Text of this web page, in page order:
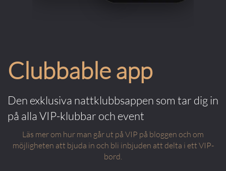
Clubbable app
Den exklusiva nattklubbsappen som tar dig in
på alla VIP-klubbar och event
Läs mer om hur man går ut på VIP på bloggen och om
möjligheten att bjuda in och bli inbjuden att delta i ett VIP-
bord.